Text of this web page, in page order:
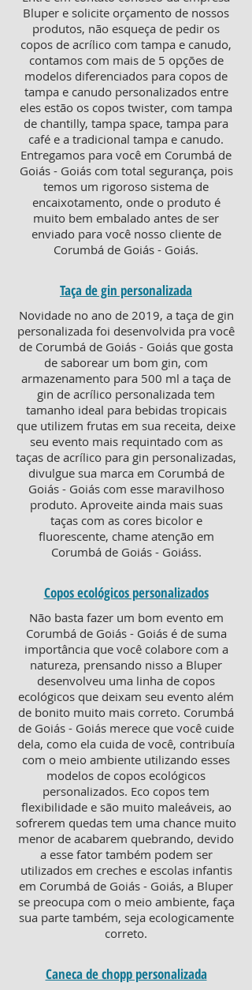
Bluper e solicite orçamento de nossos
produtos, não esqueça de pedir os
copos de acrílico com tampa e canudo,
contamos com mais de 5 opções de
modelos diferenciados para copos de
tampa e canudo personalizados entre
eles estão os copos twister, com tampa
de chantilly, tampa space, tampa para
café e a tradicional tampa e canudo.
Entregamos para você em Corumbá de
Goiás - Goiás com total segurança, pois
temos um rigoroso sistema de
encaixotamento, onde o produto é
muito bem embalado antes de ser
enviado para você nosso cliente de
Corumbá de Goiás - Goiás.
Taça de gin personalizada
Novidade no ano de 2019, a taça de gin
personalizada foi desenvolvida pra você
de Corumbá de Goiás - Goiás que gosta
de saborear um bom gin, com
armazenamento para 500 ml a taça de
gin de acrílico personalizada tem
tamanho ideal para bebidas tropicais
que utilizem frutas em sua receita, deixe
seu evento mais requintado com as
taças de acrílico para gin personalizadas,
divulgue sua marca em Corumbá de
Goiás - Goiás com esse maravilhoso
produto. Aproveite ainda mais suas
taças com as cores bicolor e
fluorescente, chame atenção em
Corumbá de Goiás - Goiáss.
Copos ecológicos personalizados
Não basta fazer um bom evento em
Corumbá de Goiás - Goiás é de suma
importância que você colabore com a
natureza, prensando nisso a Bluper
desenvolveu uma linha de copos
ecológicos que deixam seu evento além
de bonito muito mais correto. Corumbá
de Goiás - Goiás merece que você cuide
dela, como ela cuida de você, contribuía
com o meio ambiente utilizando esses
modelos de copos ecológicos
personalizados. Eco copos tem
flexibilidade e são muito maleáveis, ao
sofrerem quedas tem uma chance muito
menor de acabarem quebrando, devido
a esse fator também podem ser
utilizados em creches e escolas infantis
em Corumbá de Goiás - Goiás, a Bluper
se preocupa com o meio ambiente, faça
sua parte também, seja ecologicamente
correto.
Caneca de chopp personalizada